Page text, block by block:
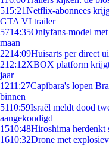
515:21Netflix-abonnees
GTA VI trailer
5714:35Onlyfans-model
maan
2214:09Huisarts per direct
212:12XBOX platform
jaar
1211:27Capibara's lopen
binnen
5110:59Israël meldt dood
aangekondigd
1510:48Hiroshima herdenkt
1610:32Drone met